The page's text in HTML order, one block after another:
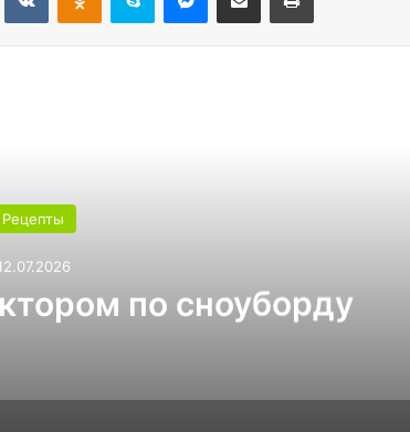
выбрать для теплицы:
6 мм